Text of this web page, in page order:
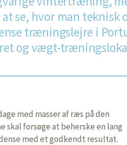
se, hvor man teknisk
træningslejre i
og vægt-
med masser af ræs på den
skal forsøge at beherske en lang
med et godkendt resultat.